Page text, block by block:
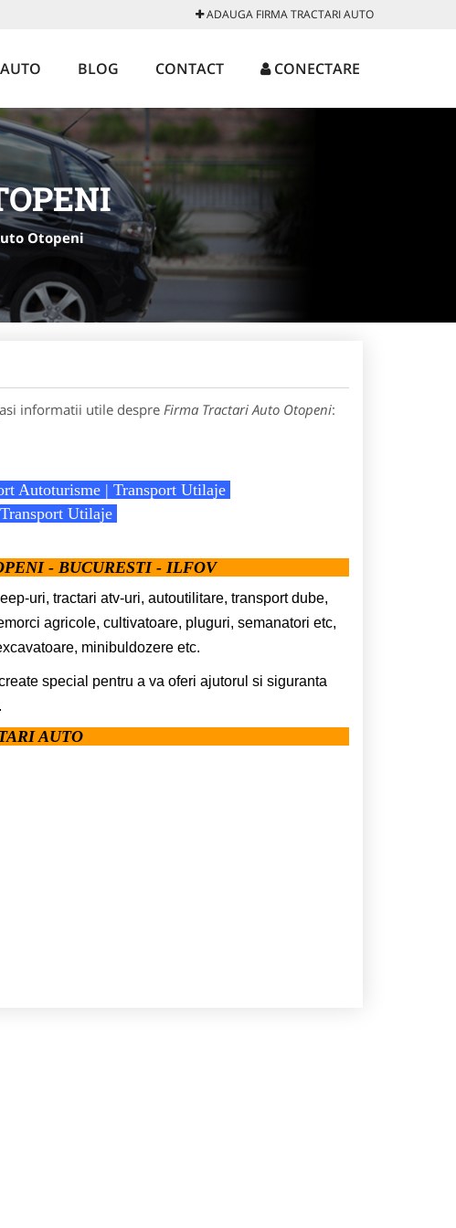
ADAUGA FIRMA TRACTARI AUTO
BLOG CONTACT CONECTARE
Otopeni
informatii utile despreFirma Tractari Auto Otopeni:
Autoturisme | Transport Utilaje
Utilaje
- BUCURESTI - ILFOV
uri, tractari atv-uri, autoutilitare, transport dube,
agricole, cultivatoare, pluguri, semanatori etc,
minibuldozere etc.
special pentru a va oferi ajutorul si siguranta
AUTO